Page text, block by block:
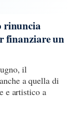
rinuncia
finanziare un
il
a quella di
e artistico a